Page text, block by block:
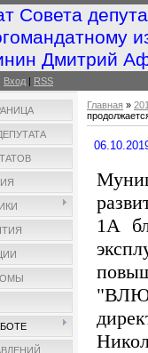
Совета
Дмитрий
Вход | RSS
Главная »
1А